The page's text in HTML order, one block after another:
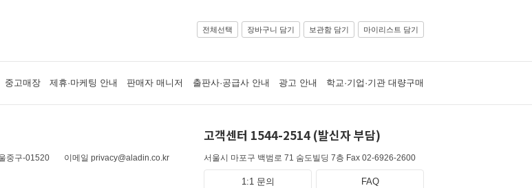
전체선택 장바구니 담기 보관함 담기 마이리스트 담기
중고매장 제휴·마케팅 안내 판매자 매니저 출판사·공급사 안내 광고 안내 학교·기업·기관 대량구매
중구-01520
이메일 privacy@aladin.co.kr
고객센터 1544-2514 (발신자 부담)
서울시 마포구 백범로 71 숨도빌딩 7층 Fax 02-6926-2600
1:1 문의 FAQ